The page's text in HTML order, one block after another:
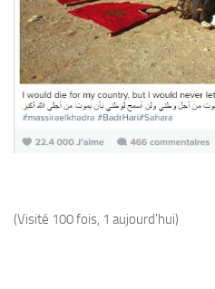
(Visité 100 fois, 1 aujourd'hui)